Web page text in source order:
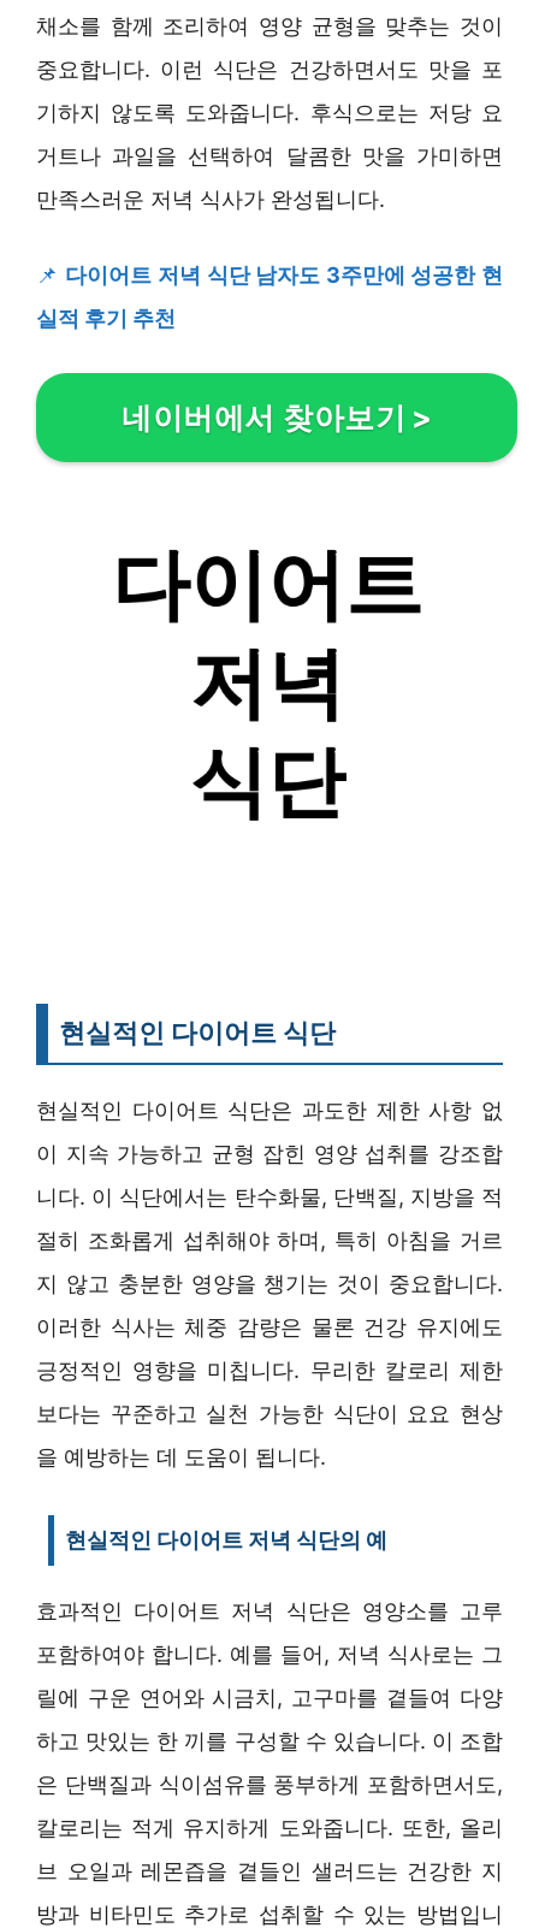
채소를 함께 조리하여 영양 균형을 맞추는 것이
중요합니다. 이런 식단은 건강하면서도 맛을 포
기하지 않도록 도와줍니다. 후식으로는 저당 요
거트나 과일을 선택하여 달콤한 맛을 가미하면
만족스러운 저녁 식사가 완성됩니다.
📌 다이어트 저녁 식단 남자도 3주만에 성공한 현
실적 후기 추천
네이버에서 찾아보기 >
현실적인 다이어트 식단
현실적인 다이어트 식단은 과도한 제한 사항 없
이 지속 가능하고 균형 잡힌 영양 섭취를 강조합
니다. 이 식단에서는 탄수화물, 단백질, 지방을 적
절히 조화롭게 섭취해야 하며, 특히 아침을 거르
지 않고 충분한 영양을 챙기는 것이 중요합니다.
이러한 식사는 체중 감량은 물론 건강 유지에도
긍정적인 영향을 미칩니다. 무리한 칼로리 제한
보다는 꾸준하고 실천 가능한 식단이 요요 현상
을 예방하는 데 도움이 됩니다.
현실적인 다이어트 저녁 식단의 예
효과적인 다이어트 저녁 식단은 영양소를 고루
포함하여야 합니다. 예를 들어, 저녁 식사로는 그
릴에 구운 연어와 시금치, 고구마를 곁들여 다양
하고 맛있는 한 끼를 구성할 수 있습니다. 이 조합
은 단백질과 식이섬유를 풍부하게 포함하면서도,
칼로리는 적게 유지하게 도와줍니다. 또한, 올리
브 오일과 레몬즙을 곁들인 샐러드는 건강한 지
방과 비타민도 추가로 섭취할 수 있는 방법입니